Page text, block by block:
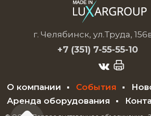
г. Челябинск, ул.Труда,
+7 (351) 7-55-55-10
О компании События
Аренда оборудования